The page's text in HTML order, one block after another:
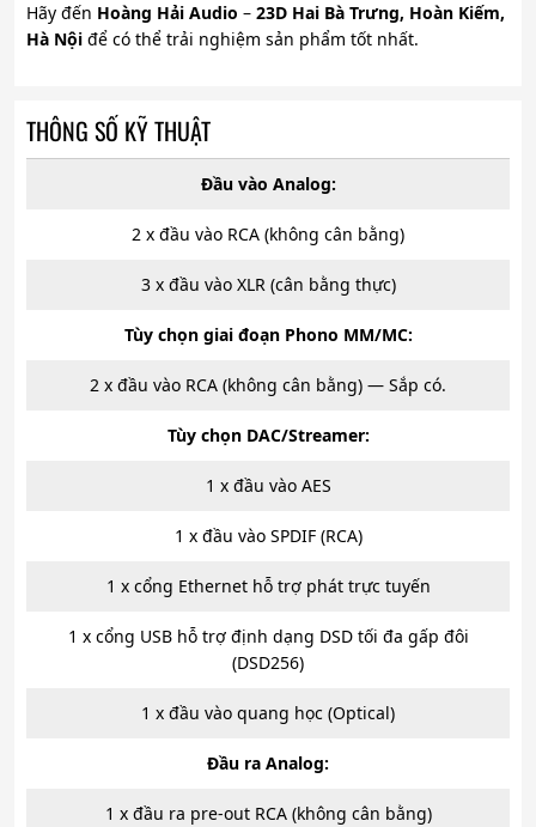
Hãy đến Hoàng Hải Audio – 23D Hai Bà Trưng, Hoàn Kiếm,
Hà Nội để có thể trải nghiệm sản phẩm tốt nhất.
THÔNG SỐ KỸ THUẬT
Đầu vào Analog:
2 x đầu vào RCA (không cân bằng)
3 x đầu vào XLR (cân bằng thực)
Tùy chọn giai đoạn Phono MM/MC:
2 x đầu vào RCA (không cân bằng) — Sắp có.
Tùy chọn DAC/Streamer:
1 x đầu vào AES
1 x đầu vào SPDIF (RCA)
1 x cổng Ethernet hỗ trợ phát trực tuyến
1 x cổng USB hỗ trợ định dạng DSD tối đa gấp đôi
(DSD256)
1 x đầu vào quang học (Optical)
Đầu ra Analog:
1 x đầu ra pre-out RCA (không cân bằng)